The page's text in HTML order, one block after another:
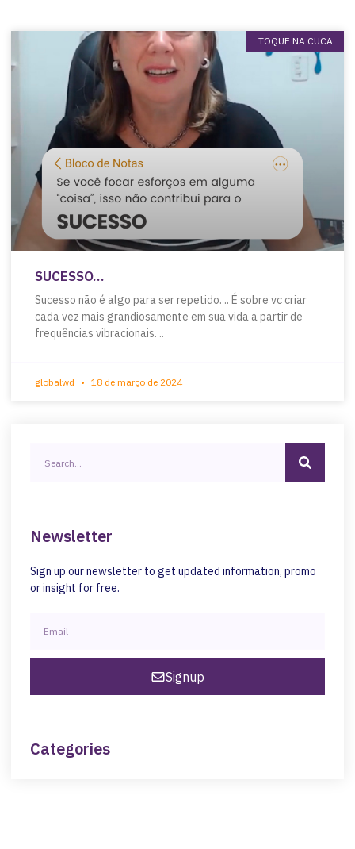
TOQUE NA CUCA
SUCESSO…
Sucesso não é algo para ser repetido. .. É sobre vc criar
cada vez mais grandiosamente em sua vida a partir de
frequências vibracionais. ..
globalwd 18 de março de 2024
Newsletter
Sign up our newsletter to get updated information, promo
or insight for free.
Signup
Categories